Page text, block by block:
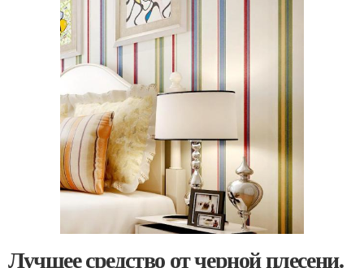
Лучшее средство от черной плесени.